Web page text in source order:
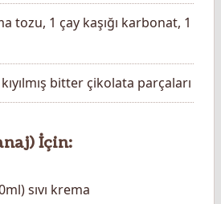
tozu, 1 çay kaşığı karbonat, 1
bitter çikolata parçaları
İçin:
sıvı krema